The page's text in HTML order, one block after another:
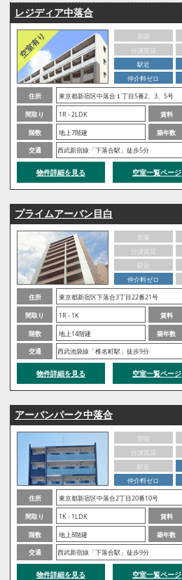
レジディア中落合
新築
分譲賃貸
駅近
仲介料ゼロ
住所
東京都新宿区中落合１丁目5番2、3、5号
間取り
1R - 2LDK 賃料
階数
地上7階建 築年数
交通
西武新宿線「下落合駅」徒歩5分
物件詳細を見る 空室一覧ページ
プライムアーバン目白
新築
分譲賃貸
駅近
仲介料ゼロ
住所
東京都新宿区下落合3丁目22番21号
間取り
1R - 1K 賃料
階数
地上14階建 築年数
交通
西武池袋線「椎名町駅」徒歩9分
物件詳細を見る 空室一覧ページ
アーバンパーク中落合
新築
分譲賃貸
駅近
仲介料ゼロ
住所
東京都新宿区中落合2丁目20番10号
間取り
1K - 1LDK 賃料
階数
地上8階建 築年数
交通
西武新宿線「下落合駅」徒歩9分
物件詳細を見る 空室一覧ページ